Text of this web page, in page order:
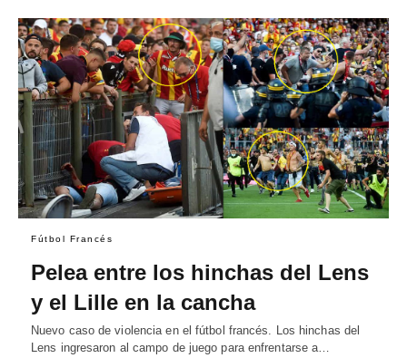
Fútbol Francés
Pelea entre los hinchas del Lens
y el Lille en la cancha
Nuevo caso de violencia en el fútbol francés. Los hinchas del
Lens ingresaron al campo de juego para enfrentarse a…